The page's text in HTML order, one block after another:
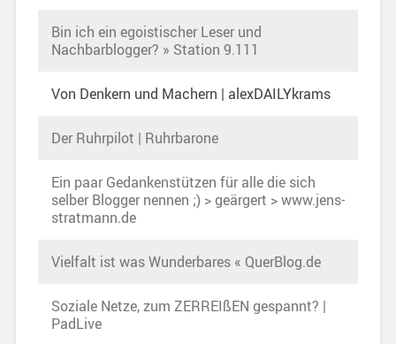
Bin ich ein egoistischer Leser und
Nachbarblogger? » Station 9.111
Von Denkern und Machern | alexDAILYkrams
Der Ruhrpilot | Ruhrbarone
Ein paar Gedankenstützen für alle die sich
selber Blogger nennen ;) > geärgert > www.jens-
stratmann.de
Vielfalt ist was Wunderbares « QuerBlog.de
Soziale Netze, zum ZERREIßEN gespannt? |
PadLive